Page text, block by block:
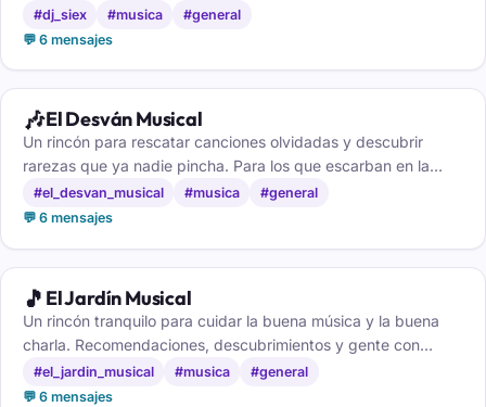
canción y baila.
#dj_siex #musica
#general
💬 6 mensajes
🎶El Desván Musical
Un rincón para rescatar canciones olvidadas y descubrir
rarezas que ya nadie pincha. Para los que escarban en la
música.
#el_desvan_musical #musica
#general
💬 6 mensajes
🎵 El Jardín Musical
Un rincón tranquilo para cuidar la buena música y la buena
charla. Recomendaciones, descubrimientos y gente con
sensibilidad para las canciones, gratis.
#el_jardin_musical #musica
#general
💬 6 mensajes